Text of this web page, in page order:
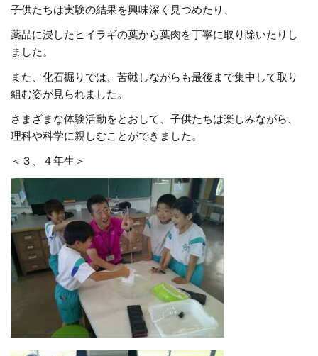
子供たちは実験の結果を興味深く見つめたり、
薬品に浸したヒイラギの葉から葉肉を丁寧に取り除いたりし
ました。
また、化石掘りでは、苦戦しながらも最後まで集中して取り
組む姿が見られました。
さまざまな体験活動をとおして、子供たちは楽しみながら、
理科や科学に親しむことができました。
＜３、４年生＞